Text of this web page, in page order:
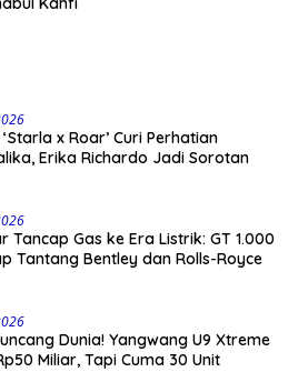
x Roar’ Curi Perhatian
Erika Richardo Jadi Sorotan
Tancap Gas ke Era Listrik: GT 1.000
Tantang Bentley dan Rolls-Royce
Dunia! Yangwang U9 Xtreme
Miliar, Tapi Cuma 30 Unit